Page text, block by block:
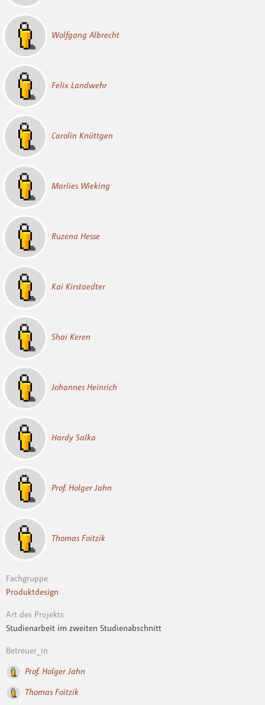
Wolfgang Albrecht
Felix Landwehr
Carolin Knüttgen
Marlies Wieking
Ruzena Hesse
Kai Kirstaedter
Shai Keren
Johannes Heinrich
Hardy Salka
Prof. Holger Jahn
Thomas Foitzik
Fachgruppe
Produktdesign
Art des Projekts
Studienarbeit im zweiten Studienabschnitt
Betreuer_in
Prof. Holger Jahn
Thomas Foitzik